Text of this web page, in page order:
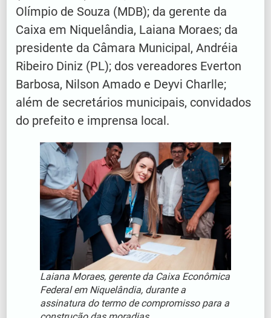
Olímpio de Souza (MDB); da gerente da
Caixa em Niquelândia, Laiana Moraes; da
presidente da Câmara Municipal, Andréia
Ribeiro Diniz (PL); dos vereadores Everton
Barbosa, Nilson Amado e Deyvi Charlle;
além de secretários municipais, convidados
do prefeito e imprensa local.
Laiana Moraes, gerente da Caixa Econômica
Federal em Niquelândia, durante a
assinatura do termo de compromisso para a